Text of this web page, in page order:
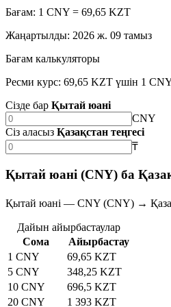
Бағам: 1 CNY = 69,65 KZT
Жаңартылды: 2026 ж. 09 тамыз
Бағам калькуляторы
Ресми курс: 69,65 KZT үшін 1
Сізде бар Қытай юані
CNY
Сіз аласыз Қазақстан теңгесі
₸
Қытай юані (CNY) ба
Қытай юані — CNY (CNY) →
Дайын айырбастаулар
Сома
Айырбастау
1 CNY
69,65 KZT
5 CNY
348,25 KZT
10 CNY
696,5 KZT
20 CNY
1 393 KZT